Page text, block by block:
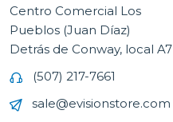
Centro Comercial Los
Pueblos (Juan Díaz)
Detrás de Conway, local A7
(507) 217-7661
sale@evisionstore.com